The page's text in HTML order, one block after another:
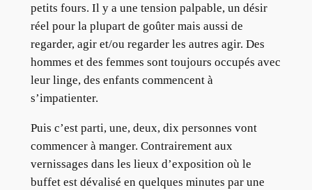
petits fours. Il y a une tension palpable, un désir
réel pour la plupart de goûter mais aussi de
regarder, agir et/ou regarder les autres agir. Des
hommes et des femmes sont toujours occupés avec
leur linge, des enfants commencent à
s’impatienter.
Puis c’est parti, une, deux, dix personnes vont
commencer à manger. Contrairement aux
vernissages dans les lieux d’exposition où le
buffet est dévalisé en quelques minutes par une